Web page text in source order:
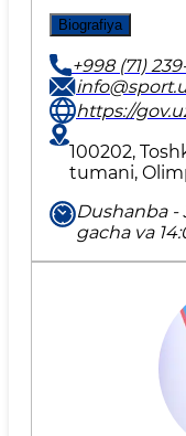
Biografiya
+998 (71)
https://
100202,
tumani,
Dushanba -
gacha va